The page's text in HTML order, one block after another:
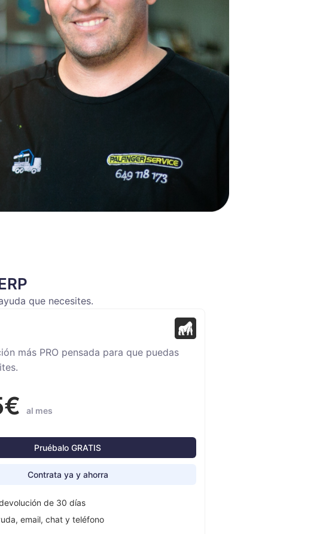
que necesites.
más PRO pensada para que puedas
al mes
Pruébalo GRATIS
Contrata ya y ahorra
de 30 días
email, chat y teléfono